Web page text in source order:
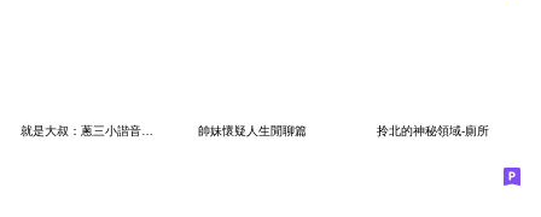
帥妹懷疑人生閒聊篇 拎北的神秘領域-廁所